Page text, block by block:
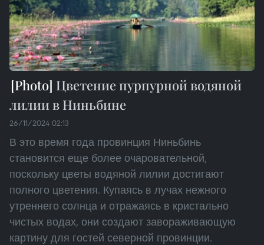
Цветение пурпурной водяной
лилии в Ниньбине
26/11/2024 02:13
В это время года провинция Ниньбинь
становится еще более очаровательной,
поскольку цветы водяной лилии достигают
полного цветения. Купаясь в лучах нежного
утреннего солнца и отражаясь в кристально
чистых водах, они создают завораживающую
картину для гостей северной провинции.